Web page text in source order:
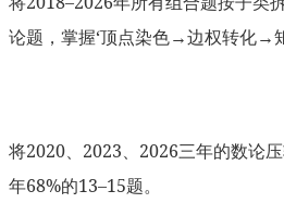
论题，掌握‘顶点染色→边权转化→
将2020、2023、2026三年的数论
年68%的13–15题。